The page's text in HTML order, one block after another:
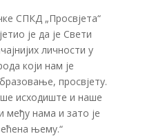
СПКД „Просвјета“
је да је Свети
личности у
који нам је
просвјету.
исходиште и наше
међу нама и зато је
њему.“